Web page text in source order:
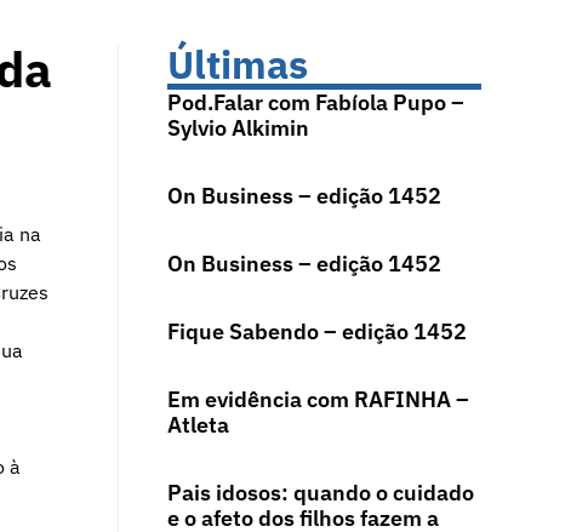
na
à
Últimas
Pod.Falar com Fabíola Pupo –
Sylvio Alkimin
On Business – edição 1452
On Business – edição 1452
Fique Sabendo – edição 1452
Em evidência com RAFINHA –
Atleta
Pais idosos: quando o cuidado
e o afeto dos filhos fazem a